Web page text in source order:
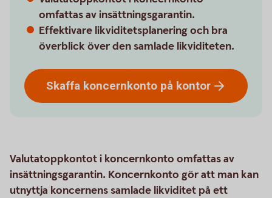
omfattas av insättningsgarantin.
Effektivare likviditetsplanering och bra
överblick över den samlade likviditeten.
Skaffa koncernkonto på kontor
Valutatoppkontot i koncernkonto omfattas av
insättningsgarantin. Koncernkonto gör att man kan
utnyttja koncernens samlade likviditet på ett